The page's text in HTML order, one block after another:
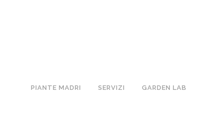
PIANTE MADRI SERVIZI GARDEN LAB